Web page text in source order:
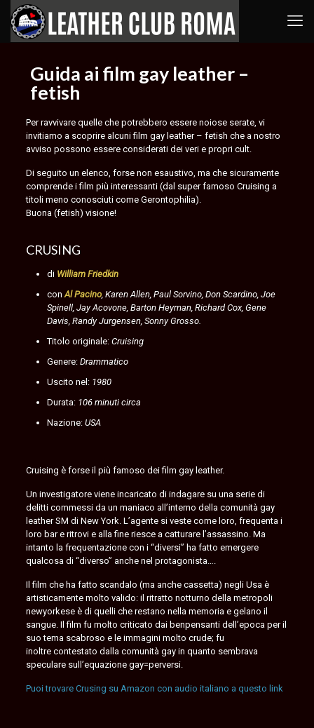
Guida ai film gay leather –
fetish
Per ravvivare quelle che potrebbero essere noiose serate, vi
invitiamo a scoprire alcuni film gay leather – fetish che a nostro
avviso possono essere considerati dei veri e propri cult.
Di seguito un elenco, forse non esaustivo, ma che sicuramente
comprende i film più interessanti (dal super famoso Cruising a
titoli meno conosciuti come Gerontophilia).
Buona (fetish) visione!
CRUSING
di William Friedkin
conAl Pacino, Karen Allen, Paul Sorvino, Don Scardino, Joe
Spinell, Jay Acovone, Barton Heyman, Richard Cox, Gene
Davis, Randy Jurgensen, Sonny Grosso.
Titolo originale: Cruising
Genere: Drammatico
Uscito nel: 1980
Durata: 106 minuti circa
Nazione: USA
Cruising è forse il più famoso dei film gay leather.
Un investigatore viene incaricato di indagare su una serie di
delitti commessi da un maniaco all’interno della comunità gay
leather SM di New York. L’agente si veste come loro, frequenta i
loro bar e ritrovi e alla fine riesce a catturare l’assassino. Ma
intanto la frequentazione con i “diversi” ha fatto emergere
qualcosa di “diverso” anche nel protagonista….
Il film che ha fatto scandalo (ma anche cassetta) negli Usa è
artisticamente molto valido: il ritratto notturno della metropoli
newyorkese è di quelli che restano nella memoria e gelano il
sangue. Il film fu molto criticato dai benpensanti dell’epoca per il
suo tema scabroso e le immagini molto crude; fu
inoltre contestato dalla comunità gay in quanto sembrava
speculare sull’equazione gay=perversi.
Puoi trovare Crusing su Amazon con audio italiano a questo link